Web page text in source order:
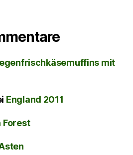
mit
England 2011
Forest